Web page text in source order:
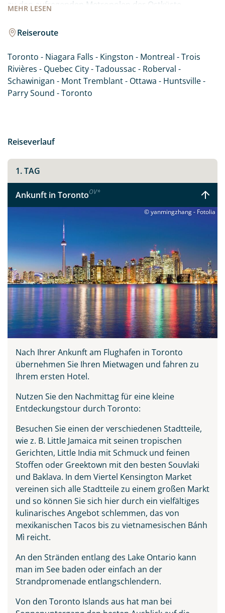
MEHR LESEN
zu den aufregenden Metropolen der Ostküste.
Niagarafälle auf einer Reise durch Ostkanada nicht
fehlen.
Reiseroute
Toronto - Niagara Falls - Kingston - Montreal - Trois
Rivières - Quebec City - Tadoussac - Roberval -
Schawinigan - Mont Tremblant - Ottawa - Huntsville -
Parry Sound - Toronto
Reiseverlauf
1. TAG
Ankunft in TorontoOV*
© yanmingzhang - Fotolia
Nach Ihrer Ankunft am Flughafen in Toronto
übernehmen Sie Ihren Mietwagen und fahren zu
Ihrem ersten Hotel.
Nutzen Sie den Nachmittag für eine kleine
Entdeckungstour durch Toronto:
Besuchen Sie einen der verschiedenen Stadtteile,
wie z. B. Little Jamaica mit seinen tropischen
Gerichten, Little India mit Schmuck und feinen
Stoffen oder Greektown mit den besten Souvlaki
und Baklava. In dem Viertel Kensington Market
vereinen sich alle Stadtteile zu einem großen Markt
und so können Sie sich hier durch ein vielfältiges
kulinarisches Angebot schlemmen, das von
mexikanischen Tacos bis zu vietnamesischen Bánh
Mì reicht.
An den Stränden entlang des Lake Ontario kann
man im See baden oder einfach an der
Strandpromenade entlangschlendern.
Von den Toronto Islands aus hat man bei